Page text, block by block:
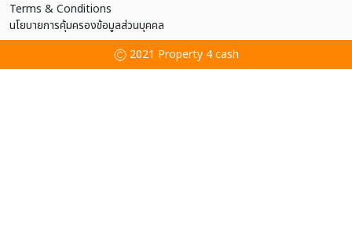
Terms & Conditions
นโยบายการคุ้มครองข้อมูลส่วนบุคคล
2021 Property 4 cash